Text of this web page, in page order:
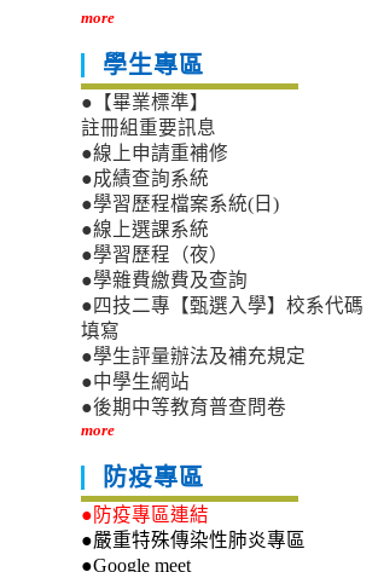
more
學生專區
●【畢業標準】
註冊組重要訊息
●線上申請重補修
●成績查詢系統
●學習歷程檔案系統(日)
●線上選課系統
●學習歷程（夜）
●學雜費繳費及查詢
●四技二專【甄選入學】校系代碼
填寫
●學生評量辦法及補充規定
●中學生網站
●後期中等教育普查問卷
more
防疫專區
●防疫專區連結
●嚴重特殊傳染性肺炎專區
●Google meet